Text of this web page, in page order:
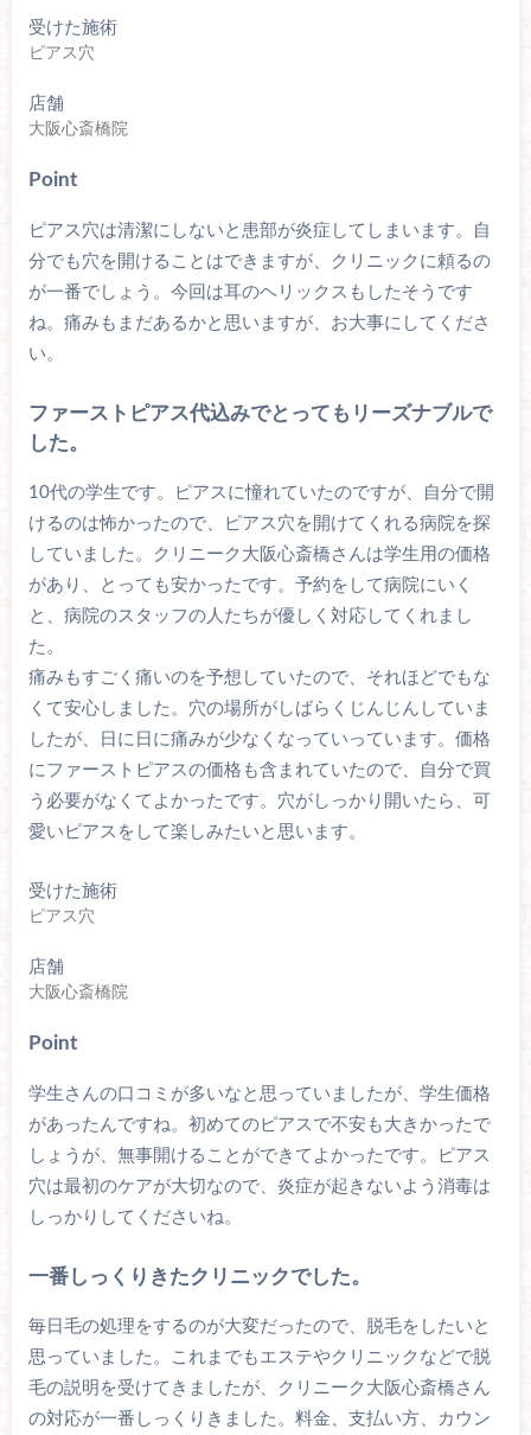
受けた施術
ピアス穴
店舗
大阪心斎橋院
Point
ピアス穴は清潔にしないと患部が炎症してしまいます。自
分でも穴を開けることはできますが、クリニックに頼るの
が一番でしょう。今回は耳のヘリックスもしたそうです
ね。痛みもまだあるかと思いますが、お大事にしてくださ
い。
ファーストピアス代込みでとってもリーズナブルで
した。
10代の学生です。ピアスに憧れていたのですが、自分で開
けるのは怖かったので、ピアス穴を開けてくれる病院を探
していました。クリニーク大阪心斎橋さんは学生用の価格
があり、とっても安かったです。予約をして病院にいく
と、病院のスタッフの人たちが優しく対応してくれまし
た。
痛みもすごく痛いのを予想していたので、それほどでもな
くて安心しました。穴の場所がしばらくじんじんしていま
したが、日に日に痛みが少なくなっていっています。価格
にファーストピアスの価格も含まれていたので、自分で買
う必要がなくてよかったです。穴がしっかり開いたら、可
愛いピアスをして楽しみたいと思います。
受けた施術
ピアス穴
店舗
大阪心斎橋院
Point
学生さんの口コミが多いなと思っていましたが、学生価格
があったんですね。初めてのピアスで不安も大きかったで
しょうが、無事開けることができてよかったです。ピアス
穴は最初のケアが大切なので、炎症が起きないよう消毒は
しっかりしてくださいね。
一番しっくりきたクリニックでした。
毎日毛の処理をするのが大変だったので、脱毛をしたいと
思っていました。これまでもエステやクリニックなどで脱
毛の説明を受けてきましたが、クリニーク大阪心斎橋さん
の対応が一番しっくりきました。料金、支払い方、カウン